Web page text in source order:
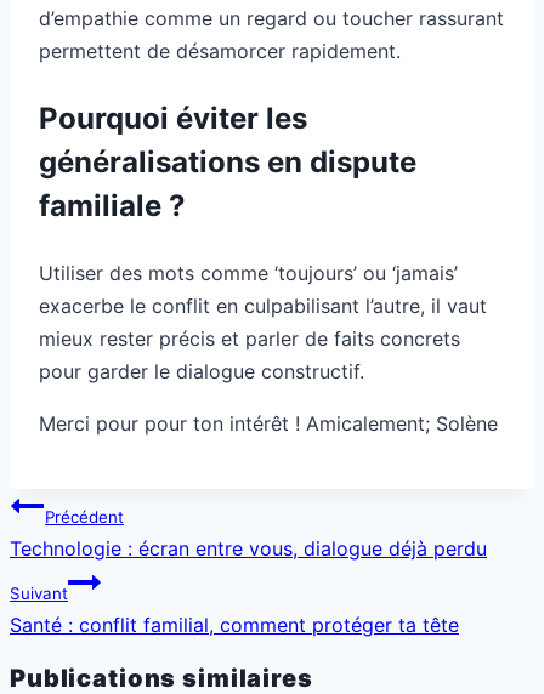
d’empathie comme un regard ou toucher rassurant
permettent de désamorcer rapidement.
Pourquoi éviter les
généralisations en dispute
familiale ?
Utiliser des mots comme ‘toujours’ ou ‘jamais’
exacerbe le conflit en culpabilisant l’autre, il vaut
mieux rester précis et parler de faits concrets
pour garder le dialogue constructif.
Merci pour pour ton intérêt ! Amicalement; Solène
Navigation
de
l’article
Précédent
Technologie : écran entre vous, dialogue déjà perdu
Suivant
Santé : conflit familial, comment protéger ta tête
Publications similaires